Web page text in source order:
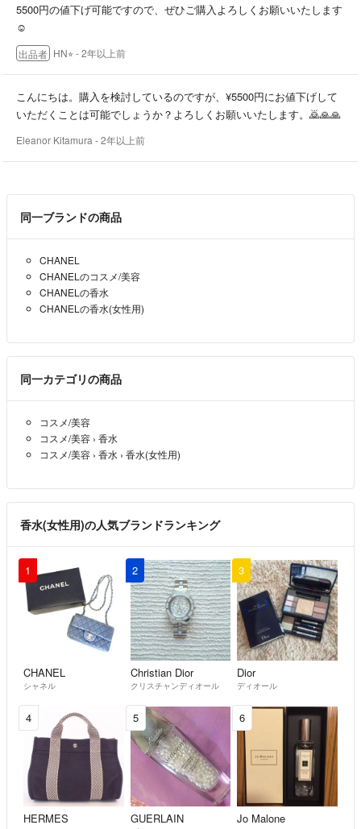
☆商品説明をしっかりと確認しご了承頂いた上での
購入申請をお願いいたします。
説明に書いてあるにもかかわらず商品到着後クレーム等
ある場合、今後お取引は致しかねます。
☆購入希望者が重なってしまった場合は、
☆ご希望の配送方法がある場合、購入前にお申し付けください。場合に
☆他サイトでも出品している為、
出品していた商品をいきなり削除することがあります、ご了承下さい。
5500円の値下げ可能ですので、ぜひご購入よろしくお願いいたします
☺︎
出品者 HN⭐︎- 2年以上前
こんにちは。購入を検討しているのですが、¥5500円にお値下げして
いただくことは可能でしょうか？よろしくお願いいたします。🙇🙏🙏
Eleanor Kitamura - 2年以上前
同一ブランドの商品
CHANEL
CHANELのコスメ/美容
CHANELの香水
CHANELの香水(女性用)
同一カテゴリの商品
コスメ/美容
コスメ/美容 › 香水
コスメ/美容 › 香水 › 香水(女性用)
香水(女性用)の人気ブランドランキング
1
CHANEL
シャネル
2
Christian Dior
クリスチャンディオール
3
Dior
ディオール
4
HERMES
5
GUERLAIN
6
Jo Malone